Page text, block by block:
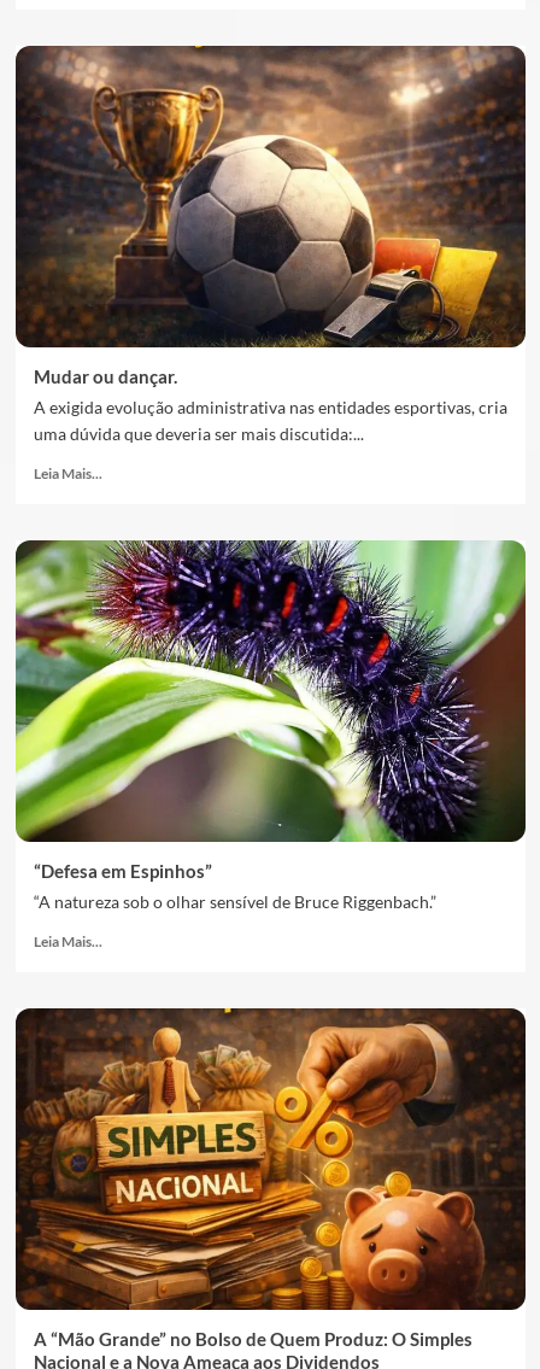
Mudar ou dançar.
A exigida evolução administrativa nas entidades esportivas, cria
uma dúvida que deveria ser mais discutida:...
Leia Mais...
“Defesa em Espinhos”
“A natureza sob o olhar sensível de Bruce Riggenbach.”
Leia Mais...
A “Mão Grande” no Bolso de Quem Produz: O Simples
Nacional e a Nova Ameaça aos Dividendos